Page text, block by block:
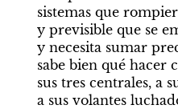
sistemas que
y previsible que se
y necesita sumar
sabe bien qué hacer
sus tres centrales, a
a sus volantes